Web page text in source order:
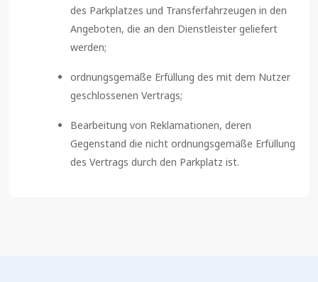
des Parkplatzes und Transferfahrzeugen in den
Angeboten, die an den Dienstleister geliefert
werden;
ordnungsgemäße Erfüllung des mit dem Nutzer
geschlossenen Vertrags;
Bearbeitung von Reklamationen, deren
Gegenstand die nicht ordnungsgemäße Erfüllung
des Vertrags durch den Parkplatz ist.